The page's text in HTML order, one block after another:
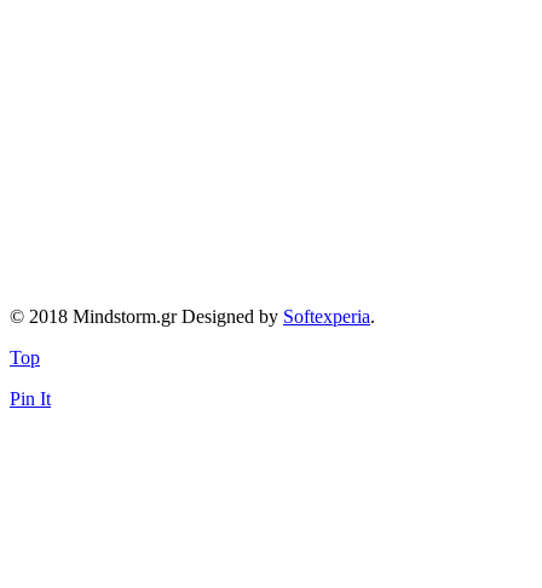
© 2018 Mindstorm.gr Designed by Softexperia.
Top
Pin It